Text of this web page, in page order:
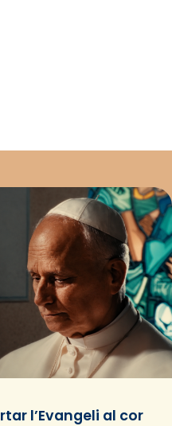
l’Evangeli al cor